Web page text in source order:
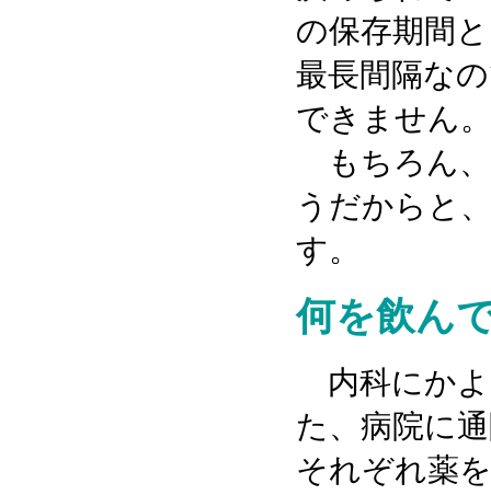
の保存期間
最長間隔な
できません。
もちろん、
うだからと
す。
何を飲ん
内科にかよ
た、病院に
それぞれ薬